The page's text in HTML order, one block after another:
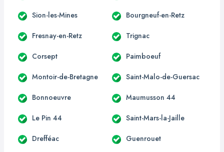
Sion-les-Mines Bourgneuf-en-Retz
Fresnay-en-Retz Trignac
Corsept Paimboeuf
Montoir-de-Bretagne Saint-Malo-de-Guersac
Bonnoeuvre Maumusson 44
Le Pin 44 Saint-Mars-la-Jaille
Drefféac Guenrouet